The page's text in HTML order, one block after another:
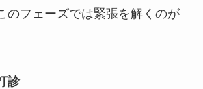
のフェーズでは緊張を解くのが
診